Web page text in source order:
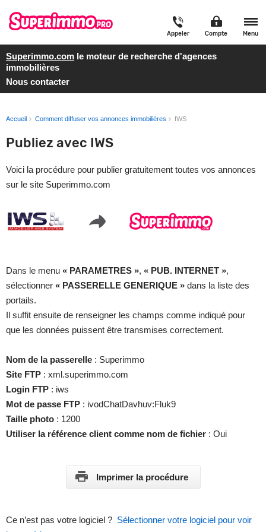
Appeler Compte Menu
Superimmo.com le moteur de recherche d'agences
immobilières
Nous contacter
Accueil Comment diffuser vos annonces immobilières IWS
Publiez avec IWS
Voici la procédure pour publier gratuitement toutes vos annonces
sur le site Superimmo.com
Dans le menu « PARAMETRES », « PUB. INTERNET »,
sélectionner « PASSERELLE GENERIQUE » dans la liste des
portails.
Il suffit ensuite de renseigner les champs comme indiqué pour
que les données puissent être transmises correctement.
Nom de la passerelle : Superimmo
Site FTP : xml.superimmo.com
Login FTP : iws
Mot de passe FTP : ivodChatDavhuv:Fluk9
Taille photo : 1200
Utiliser la référence client comme nom de fichier : Oui
Imprimer la procédure
Ce n’est pas votre logiciel ? Sélectionner votre logiciel pour voir